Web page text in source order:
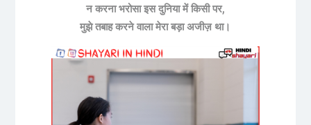
न करना भरोसा इस दुनिया में किसी पर,
मुझे तबाह करने वाला मेरा बड़ा अजीज़ था।